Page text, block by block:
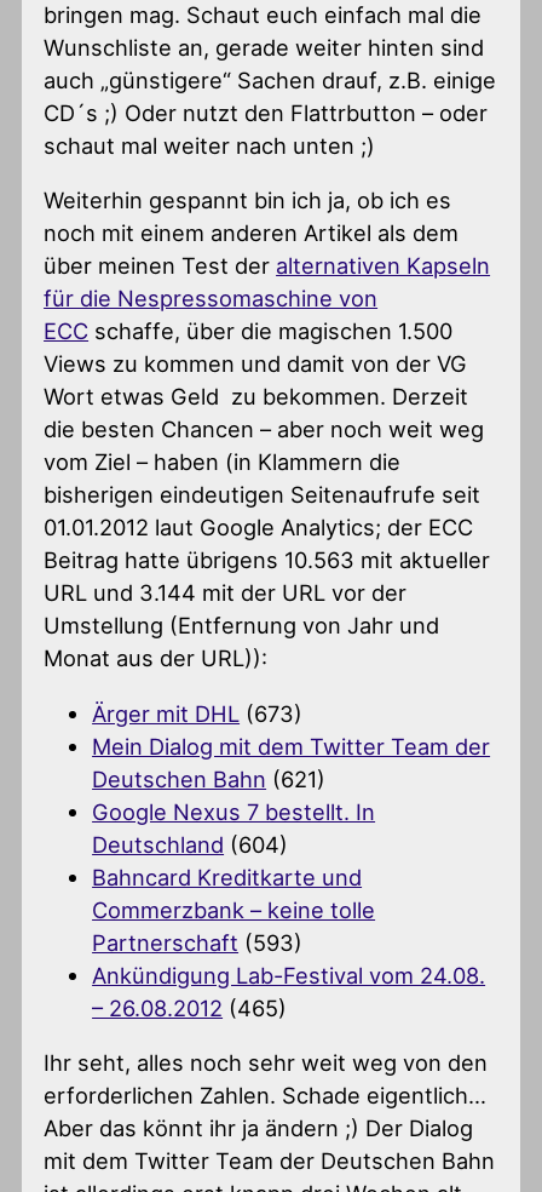
bringen mag. Schaut euch einfach mal die
Wunschliste an, gerade weiter hinten sind
auch „günstigere“ Sachen drauf, z.B. einige
CD´s ;) Oder nutzt den Flattrbutton – oder
schaut mal weiter nach unten ;)
Weiterhin gespannt bin ich ja, ob ich es
noch mit einem anderen Artikel als dem
über meinen Test der alternativen Kapseln
für die Nespressomaschine von
ECC schaffe, über die magischen 1.500
Views zu kommen und damit von der VG
Wort etwas Geld zu bekommen. Derzeit
die besten Chancen – aber noch weit weg
vom Ziel – haben (in Klammern die
bisherigen eindeutigen Seitenaufrufe seit
01.01.2012 laut Google Analytics; der ECC
Beitrag hatte übrigens 10.563 mit aktueller
URL und 3.144 mit der URL vor der
Umstellung (Entfernung von Jahr und
Monat aus der URL)):
Ärger mit DHL (673)
Mein Dialog mit dem Twitter Team der
Deutschen Bahn (621)
Google Nexus 7 bestellt. In
Deutschland (604)
Bahncard Kreditkarte und
Commerzbank – keine tolle
Partnerschaft (593)
Ankündigung Lab-Festival vom 24.08.
– 26.08.2012 (465)
Ihr seht, alles noch sehr weit weg von den
erforderlichen Zahlen. Schade eigentlich…
Aber das könnt ihr ja ändern ;) Der Dialog
mit dem Twitter Team der Deutschen Bahn